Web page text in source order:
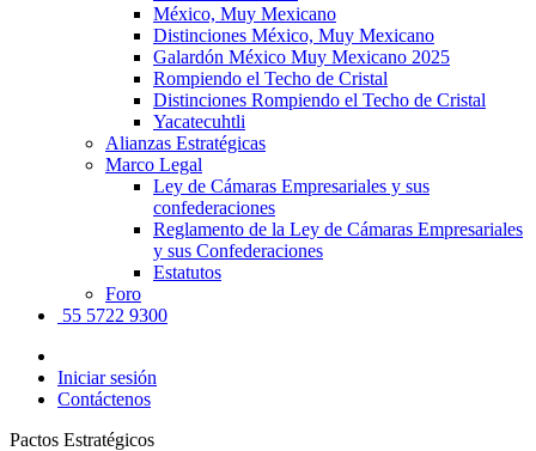
México, Muy Mexicano
Distinciones México, Muy Mexicano
Galardón México Muy Mexicano 2025
Rompiendo el Techo de Cristal
Distinciones Rompiendo el Techo de Cristal
Yacatecuhtli
Alianzas Estratégicas
Marco Legal
Ley de Cámaras Empresariales y sus
confederaciones
Reglamento de la Ley de Cámaras Empresariales
y sus Confederaciones
Estatutos
Foro
55 5722 9300
Iniciar sesión
Contáctenos
Pactos Estratégicos